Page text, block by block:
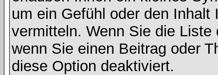
um ein Gefühl oder den
vermitteln. Wenn Sie die
wenn Sie einen Beitrag oder
diese Option deaktiviert.